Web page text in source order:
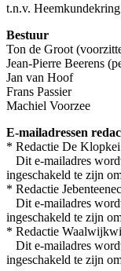
t.n.v.
Bestuur
Ton de Groot
Jean-Pierre Beerens
Jan van Hoof
Frans Passier
Machiel Voorzee
E-mailadressen
* Redactie De
Dit e-mailadres
ingeschakeld te zijn
* Redactie
Dit e-mailadres
ingeschakeld te zijn
* Redactie
Dit e-mailadres
ingeschakeld te zijn